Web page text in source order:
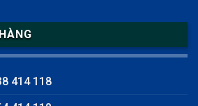
414 118